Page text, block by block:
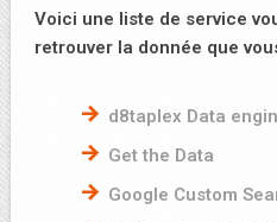
Voici une liste de service
retrouver la donnée que
d8taplex Data
Get the Data
Google Custom